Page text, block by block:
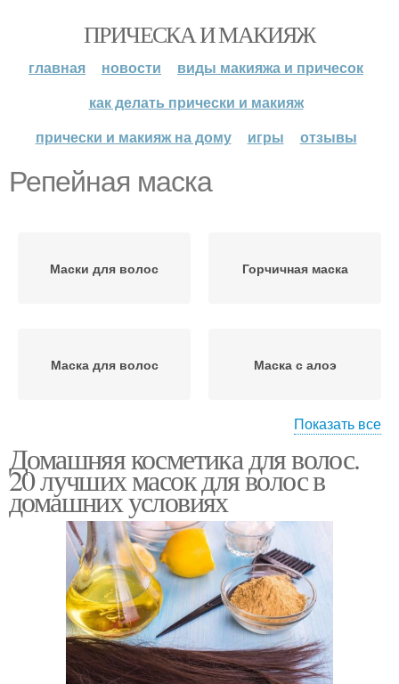
ПРИЧЕСКА И МАКИЯЖ
главная новости
виды макияжа и причесок
как делать прически и макияж
прически и макияж на дому
игры отзывы
Репейная маска
Маски для волос Горчичная маска
Маска для волос Маска с алоэ
Универсальная маска Маска из майонеза
Питательная маска Маска с авокадо
Маска с капустой Кокосовая маска
Показать все
Домашняя косметика для волос.
20 лучших масок для волос в
домашних условиях